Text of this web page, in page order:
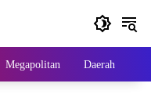
Megapolitan Daerah